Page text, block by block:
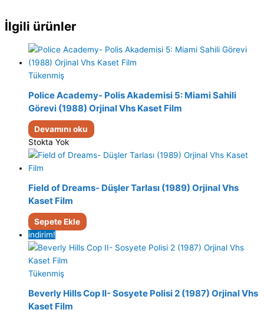
İlgili ürünler
Tükenmiş
Police Academy- Polis Akademisi 5: Miami Sahili
Görevi (1988) Orjinal Vhs Kaset Film
Devamını oku
Stokta Yok
Field of Dreams- Düşler Tarlası (1989) Orjinal Vhs
Kaset Film
Sepete Ekle
indirim!
Tükenmiş
Beverly Hills Cop II- Sosyete Polisi 2 (1987) Orjinal Vhs
Kaset Film